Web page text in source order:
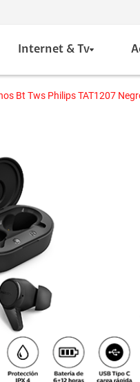
Internet & Tv
Bt Tws Philips TAT1207